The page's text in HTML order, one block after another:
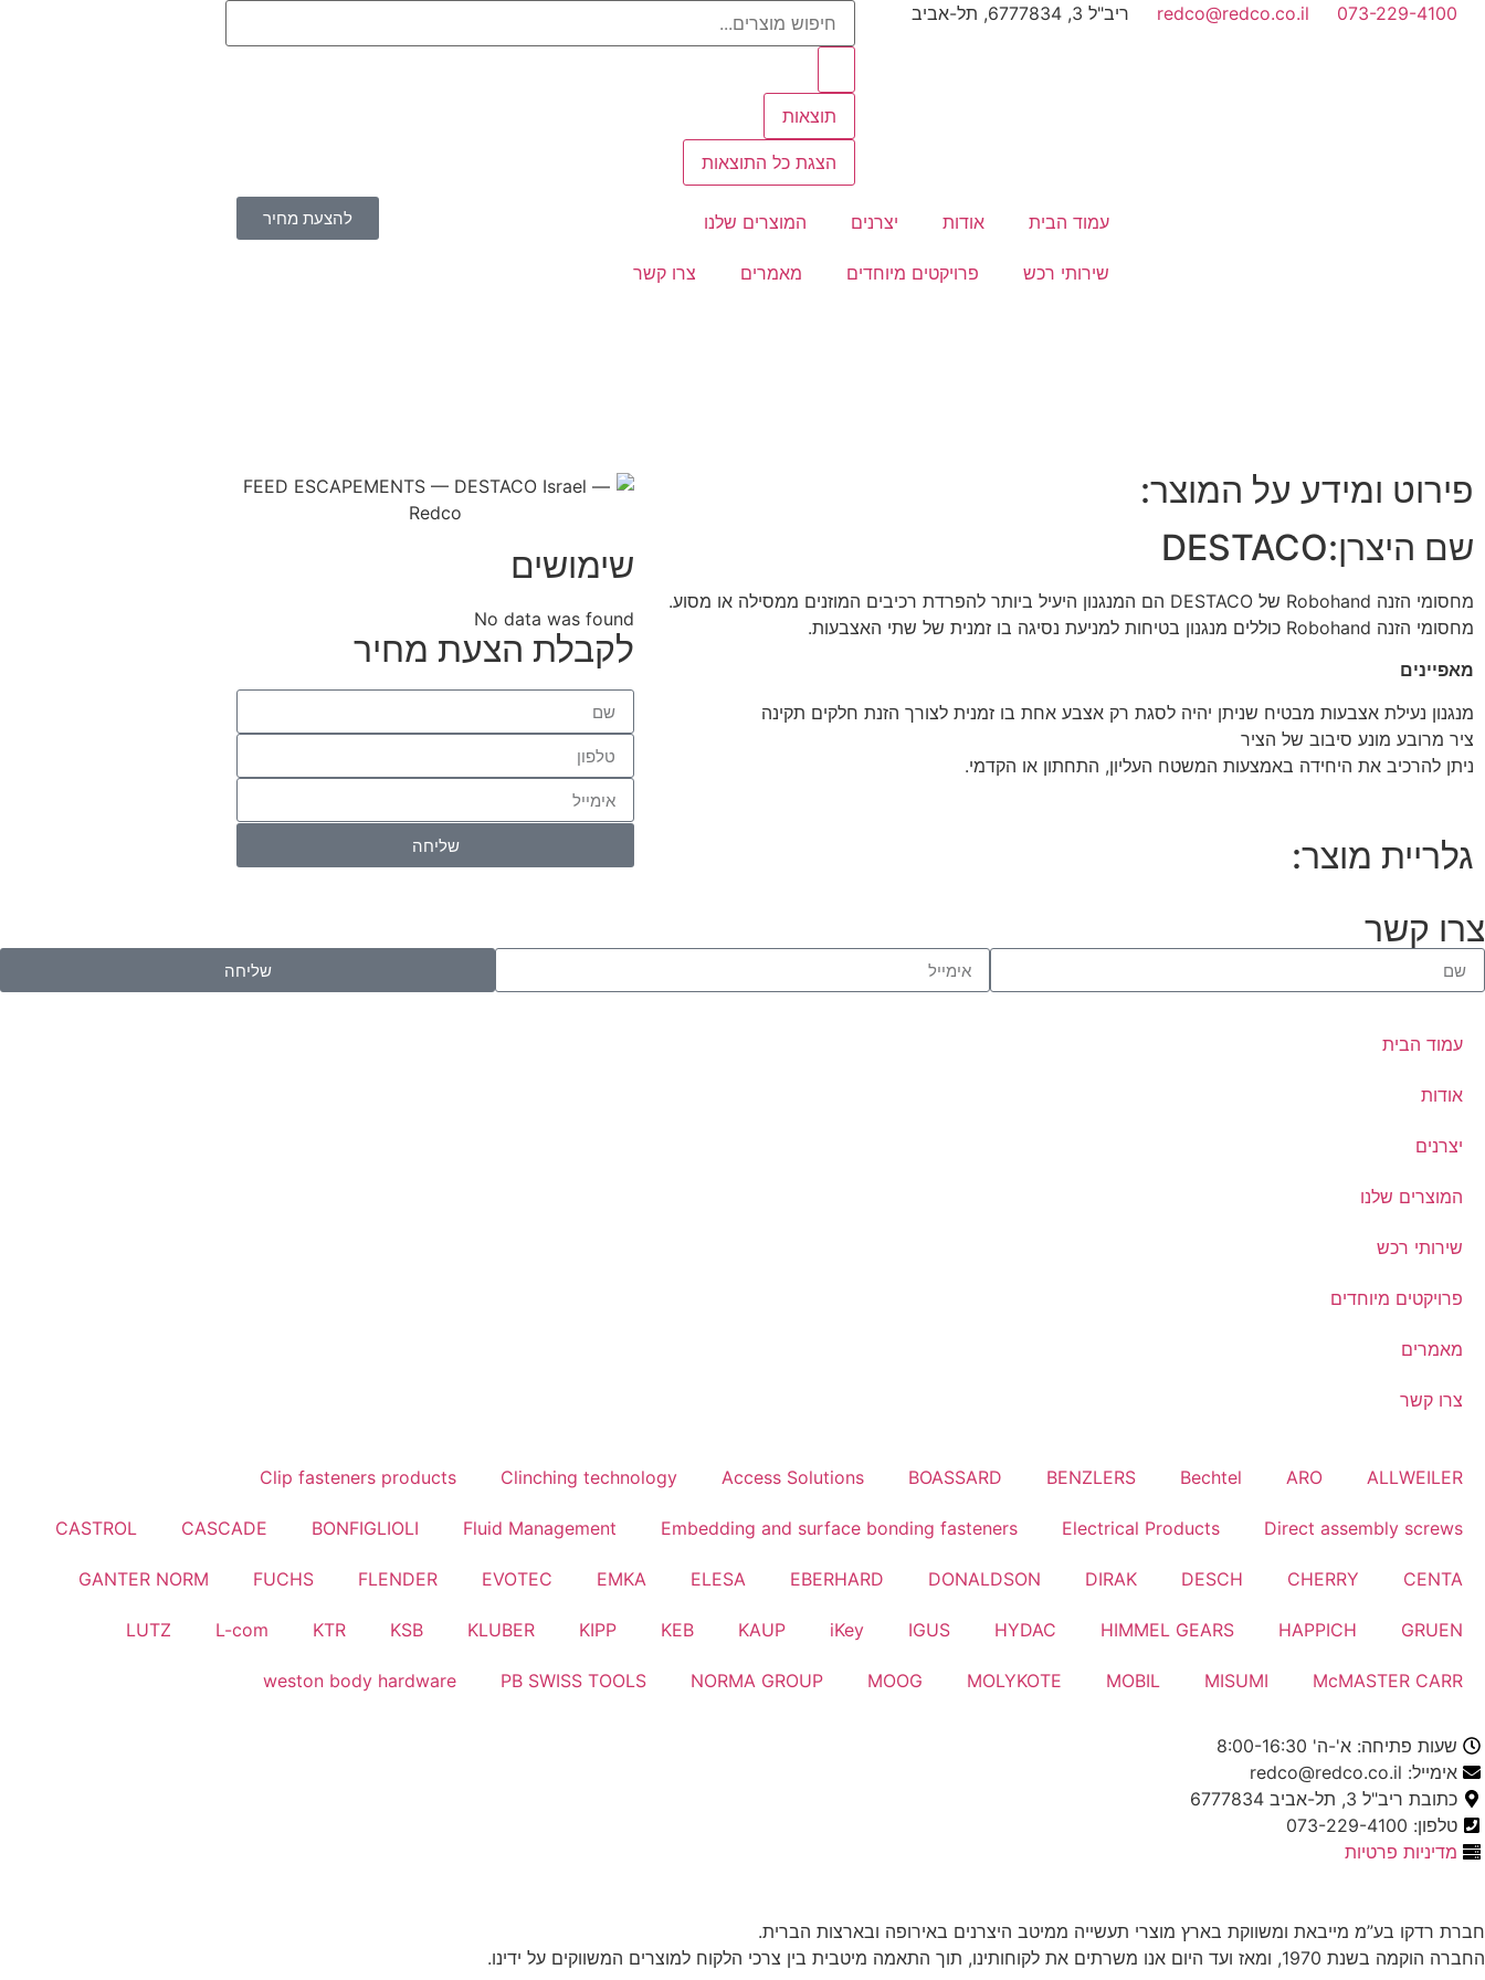
073-229-4100
redco@redco.co.il ריב"ל 3, 6777834, תל-אביב
תוצאות
הצגת כל התוצאות
עמוד הבית אודות יצרנים המוצרים שלנו
שירותי רכש פרויקטים מיוחדים מאמרים צרו קשר
להצעת מחיר
פירוט ומידע על המוצר:
שם היצרן:DESTACO
מחסומי הזנה Robohand של DESTACO הם המנגנון היעיל ביותר להפרדת רכיבים המוזנים ממסילה או מסוע.
מחסומי הזנה Robohand כוללים מנגנון בטיחות למניעת נסיגה בו זמנית של שתי האצבעות.
מאפיינים
מנגנון נעילת אצבעות מבטיח שניתן יהיה לסגת רק אצבע אחת בו זמנית לצורך הזנת חלקים תקינה
ציר מרובע מונע סיבוב של הציר
ניתן להרכיב את היחידה באמצעות המשטח העליון, התחתון או הקדמי.
גלריית מוצר:
שימושים
No data was found
לקבלת הצעת מחיר
שליחה
צרו קשר
שליחה
עמוד הבית
אודות
יצרנים
המוצרים שלנו
שירותי רכש
פרויקטים מיוחדים
מאמרים
צרו קשר
ALLWEILER
ARO
Bechtel
BENZLERS
BOASSARD
Access Solutions
Clinching technology
Clip fasteners products
Direct assembly screws
Electrical Products
Embedding and surface bonding fasteners
Fluid Management
BONFIGLIOLI
CASCADE
CASTROL
CENTA
CHERRY
DESCH
DIRAK
DONALDSON
EBERHARD
ELESA
EMKA
EVOTEC
FLENDER
FUCHS
GANTER NORM
GRUEN
HAPPICH
HIMMEL GEARS
HYDAC
IGUS
iKey
KAUP
KEB
KIPP
KLUBER
KSB
KTR
L-com
LUTZ
McMASTER CARR
MISUMI
MOBIL
MOLYKOTE
MOOG
NORMA GROUP
PB SWISS TOOLS
weston body hardware
שעות פתיחה: א'-ה' 8:00-16:30
אימייל: redco@redco.co.il
כתובת ריב"ל 3, תל-אביב 6777834
טלפון: 073-229-4100
מדיניות פרטיות
חברת רדקו בע”מ מייבאת ומשווקת בארץ מוצרי תעשייה ממיטב היצרנים באירופה ובארצות הברית.
החברה הוקמה בשנת 1970, ומאז ועד היום אנו משרתים את לקוחותינו, תוך התאמה מיטבית בין צרכי הלקוח למוצרים המשווקים על ידינו.